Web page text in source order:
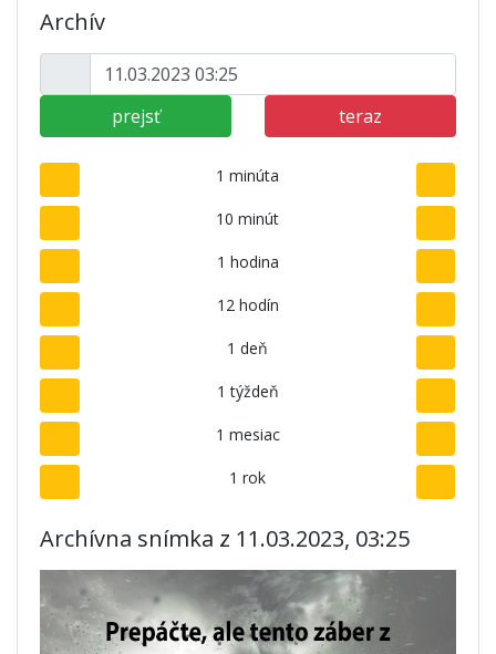
Archív
prejsť teraz
1 minúta
10 minút
1 hodina
12 hodín
1 deň
1 týždeň
1 mesiac
1 rok
Archívna snímka z 11.03.2023, 03:25